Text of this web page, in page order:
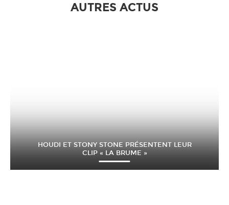
AUTRES ACTUS
HOUDI ET STONY STONE PRÉSENTENT LEUR
CLIP « LA BRUME »